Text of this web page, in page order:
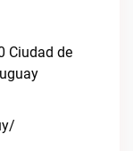
Ciudad de